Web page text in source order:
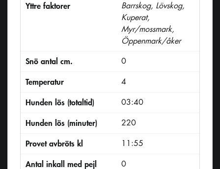
Yttre faktorer
Barrskog, Lövskog,
Kuperat,
Myr/mossmark,
Öppenmark/åker
Snö antal cm.
0
Temperatur
4
Hunden lös (totaltid)
03:40
Hunden lös (minuter)
220
Provet avbröts kl
11:55
Antal inkall med pejl
0